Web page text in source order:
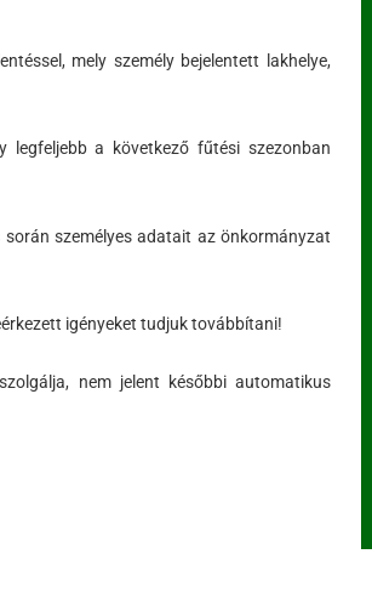
mely személy bejelentett lakhelye,
legfeljebb a következő fűtési szezonban
során személyes adatait az önkormányzat
igényeket tudjuk továbbítani!
nem jelent későbbi automatikus